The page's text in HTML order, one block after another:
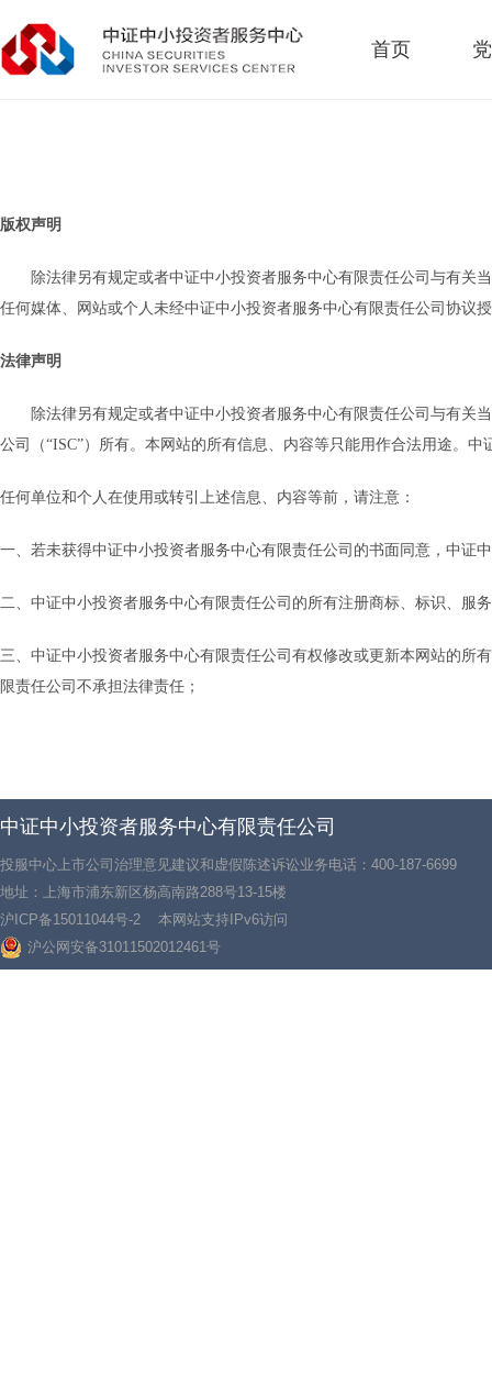
首页
版权声明
除法律另有规定或者中证中小投资者服务中心有限责任公司与有关
任何媒体、网站或个人未经中证中小投资者服务中心有限责任公司协议
法律声明
除法律另有规定或者中证中小投资者服务中心有限责任公司与有关
公司（“ISC”）所有。本网站的所有信息、内容等只能用作合法用途。
任何单位和个人在使用或转引上述信息、内容等前，请注意：
一、若未获得中证中小投资者服务中心有限责任公司的书面同意，中证
二、中证中小投资者服务中心有限责任公司的所有注册商标、标识、服
三、中证中小投资者服务中心有限责任公司有权修改或更新本网站的所
限责任公司不承担法律责任；
中证中小投资者服务中心有限责任公司
投服中心上市公司治理意见建议和虚假陈述诉讼业务电话：400-187-6699
地址：上海市浦东新区杨高南路288号13-15楼
沪ICP备15011044号-2 本网站支持IPv6访问
沪公网安备31011502012461号